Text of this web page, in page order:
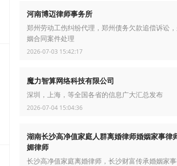
河南博迈律师事务所
郑州劳动工伤纠纷代理，郑州债务欠款追偿诉讼
姻合同案件处理
2026-07-03 15:42:17
魔力智算网络科技有限公司
深圳，上海，等全国各省的信息广大汇总发布
2026-07-04 15:04:36
湖南长沙高净值家庭人群离婚律师婚姻家事律
媚律师
长沙高净值家庭离婚律师，长沙财富传承婚姻家